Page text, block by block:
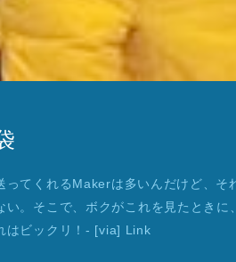
ってくれるMakerは多いんだけど、そ
い。そこで、ボクがこれを見たときに
はビックリ！- [via] Link